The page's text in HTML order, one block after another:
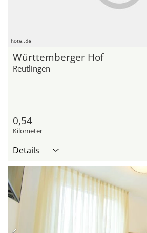
hotel.de
Württemberger Hof
Reutlingen
0,54
Kilometer
Details